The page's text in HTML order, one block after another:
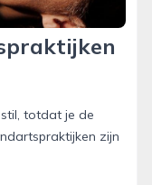
totdat je de
zijn